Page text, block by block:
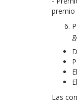
premio
Las